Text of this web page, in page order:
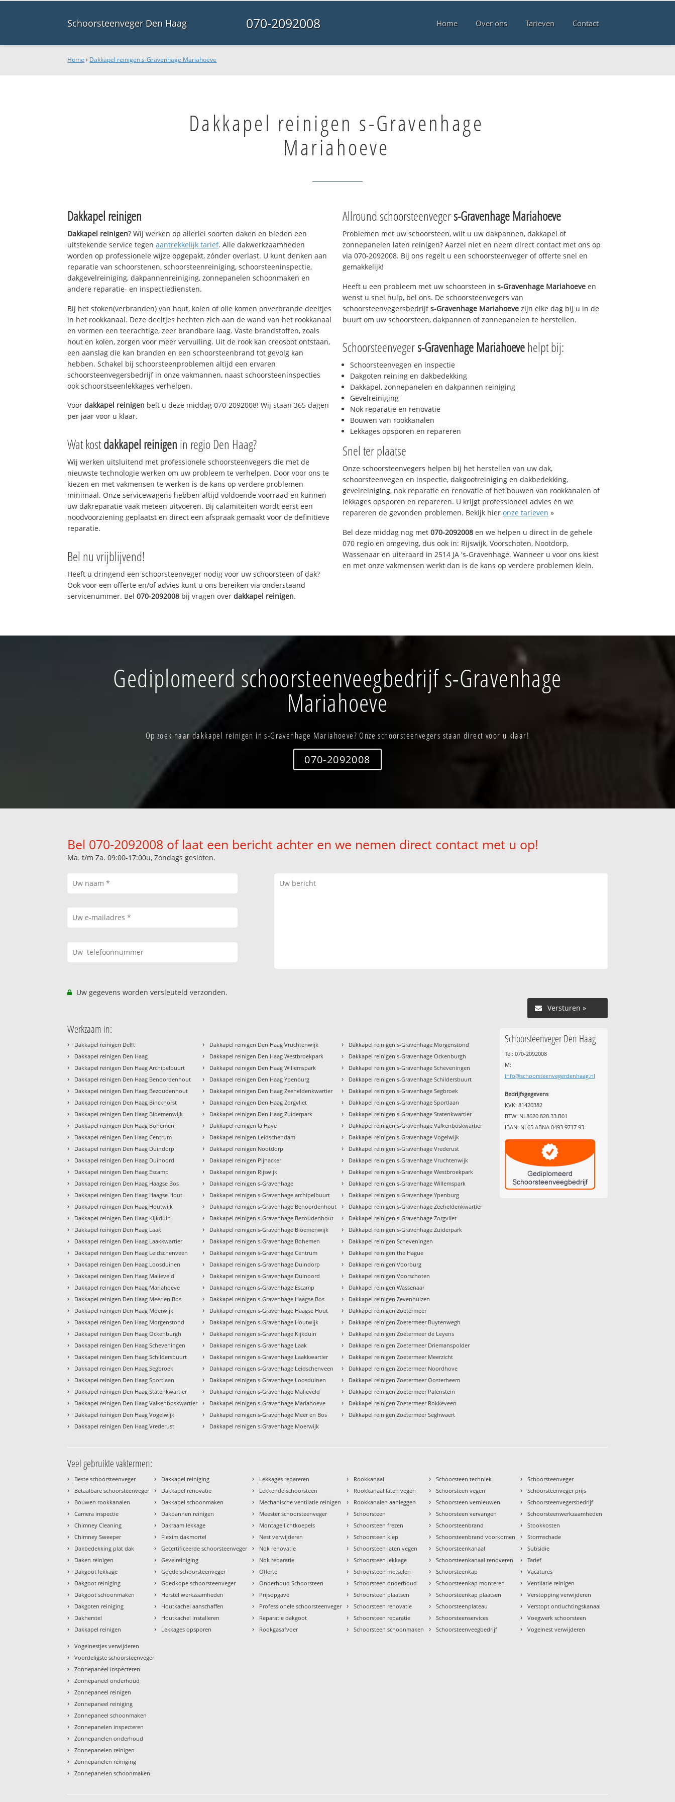
Schoorsteenveger Den Haag 070-2092008 Home Over ons Tarieven Contact
Home › Dakkapel reinigen s-Gravenhage Mariahoeve
Dakkapel reinigen s-Gravenhage
Mariahoeve
Dakkapel reinigen
Dakkapel reinigen? Wij werken op allerlei soorten daken en bieden een
uitstekende service tegenaantrekkelijk tarief. Alle dakwerkzaamheden
worden op professionele wijze opgepakt, zónder overlast. U kunt denken aan
reparatie van schoorstenen, schoorsteenreiniging, schoorsteeninspectie,
dakgevelreiniging, dakpannenreiniging, zonnepanelen schoonmaken en
andere reparatie- en inspectiediensten.
Bij het stoken(verbranden) van hout, kolen of olie komen onverbrande deeltjes
in het rookkanaal. Deze deeltjes hechten zich aan de wand van het rookkanaal
en vormen een teerachtige, zeer brandbare laag. Vaste brandstoffen, zoals
hout en kolen, zorgen voor meer vervuiling. Uit de rook kan creosoot ontstaan,
een aanslag die kan branden en een schoorsteenbrand tot gevolg kan
hebben. Schakel bij schoorsteenproblemen altijd een ervaren
schoorsteenvegersbedrijf in onze vakmannen, naast schoorsteeninspecties
ook schoorstseenlekkages verhelpen.
Voordakkapel reinigen belt u deze middag 070-2092008! Wij staan 365 dagen
per jaar voor u klaar.
Wat kostdakkapel reinigen in regio Den Haag?
Wij werken uitsluitend met professionele schoorsteenvegers die met de
nieuwste technologie werken om uw probleem te verhelpen. Door voor ons te
kiezen en met vakmensen te werken is de kans op verdere problemen
minimaal. Onze servicewagens hebben altijd voldoende voorraad en kunnen
uw dakreparatie vaak meteen uitvoeren. Bij calamiteiten wordt eerst een
noodvoorziening geplaatst en direct een afspraak gemaakt voor de definitieve
reparatie.
Bel nu vrijblijvend!
Heeft u dringend een schoorsteenveger nodig voor uw schoorsteen of dak?
Ook voor een offerte en/of advies kunt u ons bereiken via onderstaand
servicenummer. Bel070-2092008 bij vragen overdakkapel reinigen.
Allround schoorsteenvegers-Gravenhage Mariahoeve
Problemen met uw schoorsteen, wilt u uw dakpannen, dakkapel of
zonnepanelen laten reinigen? Aarzel niet en neem direct contact met ons op
via 070-2092008. Bij ons regelt u een schoorsteenveger of offerte snel en
gemakkelijk!
Heeft u een probleem met uw schoorsteen in s-Gravenhage Mariahoeve en
wenst u snel hulp, bel ons. De schoorsteenvegers van
schoorsteenvegersbedrijfs-Gravenhage Mariahoeve zijn elke dag bij u in de
buurt om uw schoorsteen, dakpannen of zonnepanelen te herstellen.
Schoorsteenvegers-Gravenhage Mariahoevehelpt bij:
Schoorsteenvegen en inspectie
Dakgoten reining en dakbedekking
Dakkapel, zonnepanelen en dakpannen reiniging
Gevelreiniging
Nok reparatie en renovatie
Bouwen van rookkanalen
Lekkages opsporen en repareren
Snel ter plaatse
Onze schoorsteenvegers helpen bij het herstellen van uw dak,
schoorsteenvegen en inspectie, dakgootreiniging en dakbedekking,
gevelreiniging, nok reparatie en renovatie of het bouwen van rookkanalen of
lekkages opsporen en repareren. U krijgt professioneel advies én we
repareren de gevonden problemen. Bekijk hier onze tarieven »
Bel deze middag nog met 070-2092008 en we helpen u direct in de gehele
070 regio en omgeving, dus ook in: Rijswijk, Voorschoten, Nootdorp,
Wassenaar en uiteraard in 2514 JA 's-Gravenhage. Wanneer u voor ons kiest
en met onze vakmensen werkt dan is de kans op verdere problemen klein.
Gediplomeerd schoorsteenveegbedrijf s-Gravenhage
Mariahoeve
Op zoek naar dakkapel reinigen in s-Gravenhage Mariahoeve? Onze schoorsteenvegers staan direct voor u klaar!
070-2092008
Bel 070-2092008 of laat een bericht achter en we nemen direct contact met u op!
Ma. t/m Za. 09:00-17:00u, Zondags gesloten.
Uw gegevens worden versleuteld verzonden.
Versturen »
Werkzaam in:
› Dakkapel reinigen Delft
› Dakkapel reinigen Den Haag
› Dakkapel reinigen Den Haag Archipelbuurt
› Dakkapel reinigen Den Haag Benoordenhout
› Dakkapel reinigen Den Haag Bezoudenhout
› Dakkapel reinigen Den Haag Binckhorst
› Dakkapel reinigen Den Haag Bloemenwijk
› Dakkapel reinigen Den Haag Bohemen
› Dakkapel reinigen Den Haag Centrum
› Dakkapel reinigen Den Haag Duindorp
› Dakkapel reinigen Den Haag Duinoord
› Dakkapel reinigen Den Haag Escamp
› Dakkapel reinigen Den Haag Haagse Bos
› Dakkapel reinigen Den Haag Haagse Hout
› Dakkapel reinigen Den Haag Houtwijk
› Dakkapel reinigen Den Haag Kijkduin
› Dakkapel reinigen Den Haag Laak
› Dakkapel reinigen Den Haag Laakkwartier
› Dakkapel reinigen Den Haag Leidschenveen
› Dakkapel reinigen Den Haag Loosduinen
› Dakkapel reinigen Den Haag Malieveld
› Dakkapel reinigen Den Haag Mariahoeve
› Dakkapel reinigen Den Haag Meer en Bos
› Dakkapel reinigen Den Haag Moerwijk
› Dakkapel reinigen Den Haag Morgenstond
› Dakkapel reinigen Den Haag Ockenburgh
› Dakkapel reinigen Den Haag Scheveningen
› Dakkapel reinigen Den Haag Schildersbuurt
› Dakkapel reinigen Den Haag Segbroek
› Dakkapel reinigen Den Haag Sportlaan
› Dakkapel reinigen Den Haag Statenkwartier
› Dakkapel reinigen Den Haag Valkenboskwartier
› Dakkapel reinigen Den Haag Vogelwijk
› Dakkapel reinigen Den Haag Vrederust
› Dakkapel reinigen Den Haag Vruchtenwijk
› Dakkapel reinigen Den Haag Westbroekpark
› Dakkapel reinigen Den Haag Willemspark
› Dakkapel reinigen Den Haag Ypenburg
› Dakkapel reinigen Den Haag Zeeheldenkwartier
› Dakkapel reinigen Den Haag Zorgvliet
› Dakkapel reinigen Den Haag Zuiderpark
› Dakkapel reinigen la Haye
› Dakkapel reinigen Leidschendam
› Dakkapel reinigen Nootdorp
› Dakkapel reinigen Pijnacker
› Dakkapel reinigen Rijswijk
› Dakkapel reinigen s-Gravenhage
› Dakkapel reinigen s-Gravenhage archipelbuurt
› Dakkapel reinigen s-Gravenhage Benoordenhout
› Dakkapel reinigen s-Gravenhage Bezoudenhout
› Dakkapel reinigen s-Gravenhage Bloemenwijk
› Dakkapel reinigen s-Gravenhage Bohemen
› Dakkapel reinigen s-Gravenhage Centrum
› Dakkapel reinigen s-Gravenhage Duindorp
› Dakkapel reinigen s-Gravenhage Duinoord
› Dakkapel reinigen s-Gravenhage Escamp
› Dakkapel reinigen s-Gravenhage Haagse Bos
› Dakkapel reinigen s-Gravenhage Haagse Hout
› Dakkapel reinigen s-Gravenhage Houtwijk
› Dakkapel reinigen s-Gravenhage Kijkduin
› Dakkapel reinigen s-Gravenhage Laak
› Dakkapel reinigen s-Gravenhage Laakkwartier
› Dakkapel reinigen s-Gravenhage Leidschenveen
› Dakkapel reinigen s-Gravenhage Loosduinen
› Dakkapel reinigen s-Gravenhage Malieveld
› Dakkapel reinigen s-Gravenhage Mariahoeve
› Dakkapel reinigen s-Gravenhage Meer en Bos
› Dakkapel reinigen s-Gravenhage Moerwijk
› Dakkapel reinigen s-Gravenhage Morgenstond
› Dakkapel reinigen s-Gravenhage Ockenburgh
› Dakkapel reinigen s-Gravenhage Scheveningen
› Dakkapel reinigen s-Gravenhage Schildersbuurt
› Dakkapel reinigen s-Gravenhage Segbroek
› Dakkapel reinigen s-Gravenhage Sportlaan
› Dakkapel reinigen s-Gravenhage Statenkwartier
› Dakkapel reinigen s-Gravenhage Valkenboskwartier
› Dakkapel reinigen s-Gravenhage Vogelwijk
› Dakkapel reinigen s-Gravenhage Vrederust
› Dakkapel reinigen s-Gravenhage Vruchtenwijk
› Dakkapel reinigen s-Gravenhage Westbroekpark
› Dakkapel reinigen s-Gravenhage Willemspark
› Dakkapel reinigen s-Gravenhage Ypenburg
› Dakkapel reinigen s-Gravenhage Zeeheldenkwartier
› Dakkapel reinigen s-Gravenhage Zorgvliet
› Dakkapel reinigen s-Gravenhage Zuiderpark
› Dakkapel reinigen Scheveningen
› Dakkapel reinigen the Hague
› Dakkapel reinigen Voorburg
› Dakkapel reinigen Voorschoten
› Dakkapel reinigen Wassenaar
› Dakkapel reinigen Zevenhuizen
› Dakkapel reinigen Zoetermeer
› Dakkapel reinigen Zoetermeer Buytenwegh
› Dakkapel reinigen Zoetermeer de Leyens
› Dakkapel reinigen Zoetermeer Driemanspolder
› Dakkapel reinigen Zoetermeer Meerzicht
› Dakkapel reinigen Zoetermeer Noordhove
› Dakkapel reinigen Zoetermeer Oosterheem
› Dakkapel reinigen Zoetermeer Palenstein
› Dakkapel reinigen Zoetermeer Rokkeveen
› Dakkapel reinigen Zoetermeer Seghwaert
Schoorsteenveger Den Haag
Tel: 070-2092008
M:
info@schoorsteenvegerdenhaag.nl
Bedrijfsgegevens
KVK: 81420382
BTW: NL8620.828.33.B01
IBAN: NL65 ABNA 0493 9717 93
Veel gebruikte vaktermen:
› Beste schoorsteenveger
› Betaalbare schoorsteenveger
› Bouwen rookkanalen
› Camera inspectie
› Chimney Cleaning
› Chimney Sweeper
› Dakbedekking plat dak
› Daken reinigen
› Dakgoot lekkage
› Dakgoot reiniging
› Dakgoot schoonmaken
› Dakgoten reiniging
› Dakherstel
› Dakkapel reinigen
› Dakkapel reiniging
› Dakkapel renovatie
› Dakkapel schoonmaken
› Dakpannen reinigen
› Dakraam lekkage
› Flexim dakmortel
› Gecertificeerde schoorsteenveger
› Gevelreiniging
› Goede schoorsteenveger
› Goedkope schoorsteenveger
› Herstel werkzaamheden
› Houtkachel aanschaffen
› Houtkachel installeren
› Lekkages opsporen
› Lekkages repareren
› Lekkende schoorsteen
› Mechanische ventilatie reinigen
› Meester schoorsteenveger
› Montage lichtkoepels
› Nest verwijderen
› Nok renovatie
› Nok reparatie
› Offerte
› Onderhoud Schoorsteen
› Prijsopgave
› Professionele schoorsteenveger
› Reparatie dakgoot
› Rookgasafvoer
› Rookkanaal
› Rookkanaal laten vegen
› Rookkanalen aanleggen
› Schoorsteen
› Schoorsteen frezen
› Schoorsteen klep
› Schoorsteen laten vegen
› Schoorsteen lekkage
› Schoorsteen metselen
› Schoorsteen onderhoud
› Schoorsteen plaatsen
› Schoorsteen renovatie
› Schoorsteen reparatie
› Schoorsteen schoonmaken
› Schoorsteen techniek
› Schoorsteen vegen
› Schoorsteen vernieuwen
› Schoorsteen vervangen
› Schoorsteenbrand
› Schoorsteenbrand voorkomen
› Schoorsteenkanaal
› Schoorsteenkanaal renoveren
› Schoorsteenkap
› Schoorsteenkap monteren
› Schoorsteenkap plaatsen
› Schoorsteenplateau
› Schoorsteenservices
› Schoorsteenveegbedrijf
› Schoorsteenveger
› Schoorsteenveger prijs
› Schoorsteenvegersbedrijf
› Schoorsteenwerkzaamheden
› Stookkosten
› Stormschade
› Subsidie
› Tarief
› Vacatures
› Ventilatie reinigen
› Verstopping verwijderen
› Verstopt ontluchtingskanaal
› Voegwerk schoorsteen
› Vogelnest verwijderen
› Vogelnestjes verwijderen
› Voordeligste schoorsteenveger
› Zonnepaneel inspecteren
› Zonnepaneel onderhoud
› Zonnepaneel reinigen
› Zonnepaneel reiniging
› Zonnepaneel schoonmaken
› Zonnepanelen inspecteren
› Zonnepanelen onderhoud
› Zonnepanelen reinigen
› Zonnepanelen reiniging
› Zonnepanelen schoonmaken